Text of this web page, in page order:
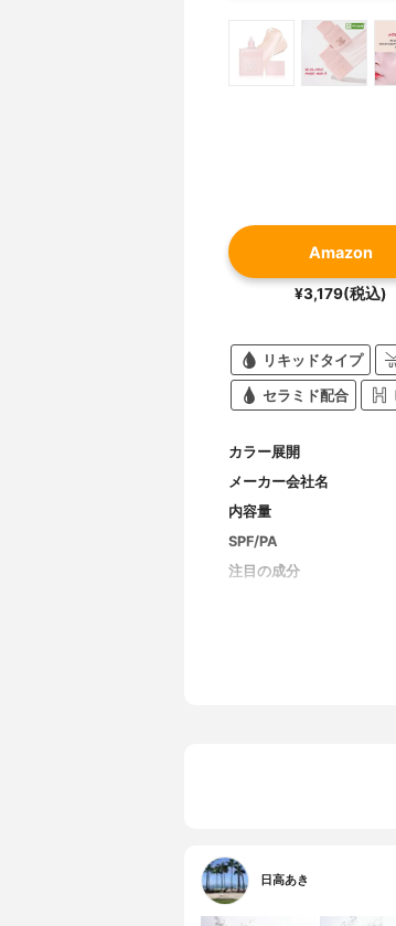
Amazon
¥3,179(税込)
リキッドタイプ
セラミド配合
カラー展開
メーカー会社名
内容量
SPF/PA
注目の成分
日高あき